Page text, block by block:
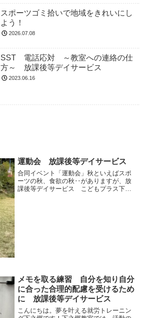
スポーツゴミ拾いで地域をきれいにし
よう！
2026.07.08
SST 電話応対 ～教室への連絡の仕
方～ 放課後等デイサービス
2023.06.16
運動会 放課後等デイサービス
合同イベント「運動会」秋といえばスポ
ーツの秋、食欲の秋‥がありますが、放
課後等デイサービス こどもプラス下之
メモを取る練習 自分を知り自分
に合った合理的配慮を受けるため
に 放課後等デイサービス
こんにちは。夢を叶える就労トレーニン